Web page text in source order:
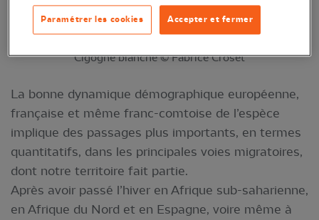
Cigogne blanche © Fabrice Croset
La bonne dynamique démographique européenne,
française et même franc-comtoise de l’espèce
implique des passages plus importants, en termes
quantitatifs, dans les principales voies migratoires,
dont notre territoire fait partie.
Après avoir passé l’hiver en Afrique sub-saharienne,
en Afrique du Nord et en Espagne, voire même à
Accepter et fermer
Paramétrer les cookies